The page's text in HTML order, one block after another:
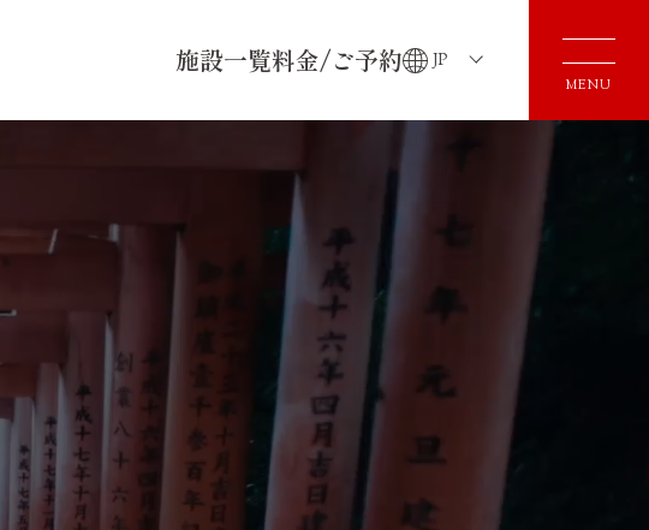
施設一覧料金/ご予約 JP
MENU